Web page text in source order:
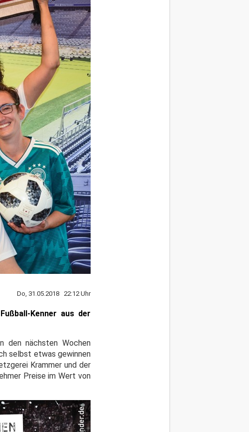
Do, 31.05.2018 22:12 Uhr
Kenner aus der
den nächsten Wochen
selbst etwas gewinnen
Krammer und der
Preise im Wert von